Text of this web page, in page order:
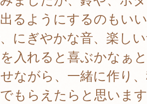
るようにするのもい
にぎやかな音、楽し
入れると喜ぶかなぁ
ながら、一緒に作り
もらえたらと思いま